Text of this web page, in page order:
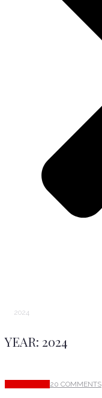
2024
YEAR: 2024
20 COMMENTS